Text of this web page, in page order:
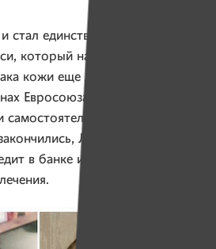
стал единственным
который начал принимать
кожи еще до его
Евросоюза. Позже Женя уже
самостоятельно. А когда
Любовь Ивановна,
в банке и занимала у друзей,